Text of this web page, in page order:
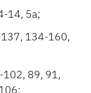
14, 5а;
137, 134-160,
102, 89, 91,